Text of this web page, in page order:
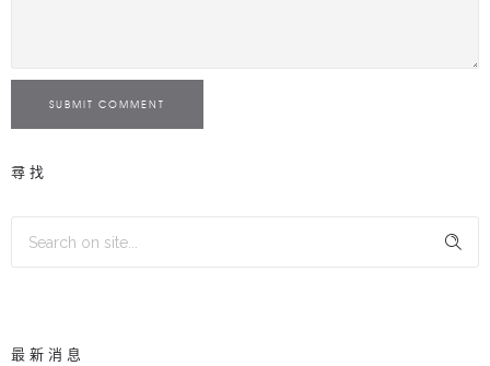
SUBMIT COMMENT
尋找
最新消息